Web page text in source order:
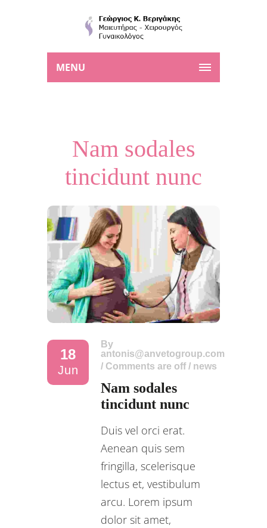
MENU
Nam sodales
tincidunt nunc
18
Jun
By
antonis@anvetogroup.com
/ Comments are off / news
Nam sodales
tincidunt nunc
Duis vel orci erat.
Aenean quis sem
fringilla, scelerisque
lectus et, vestibulum
arcu. Lorem ipsum
dolor sit amet,